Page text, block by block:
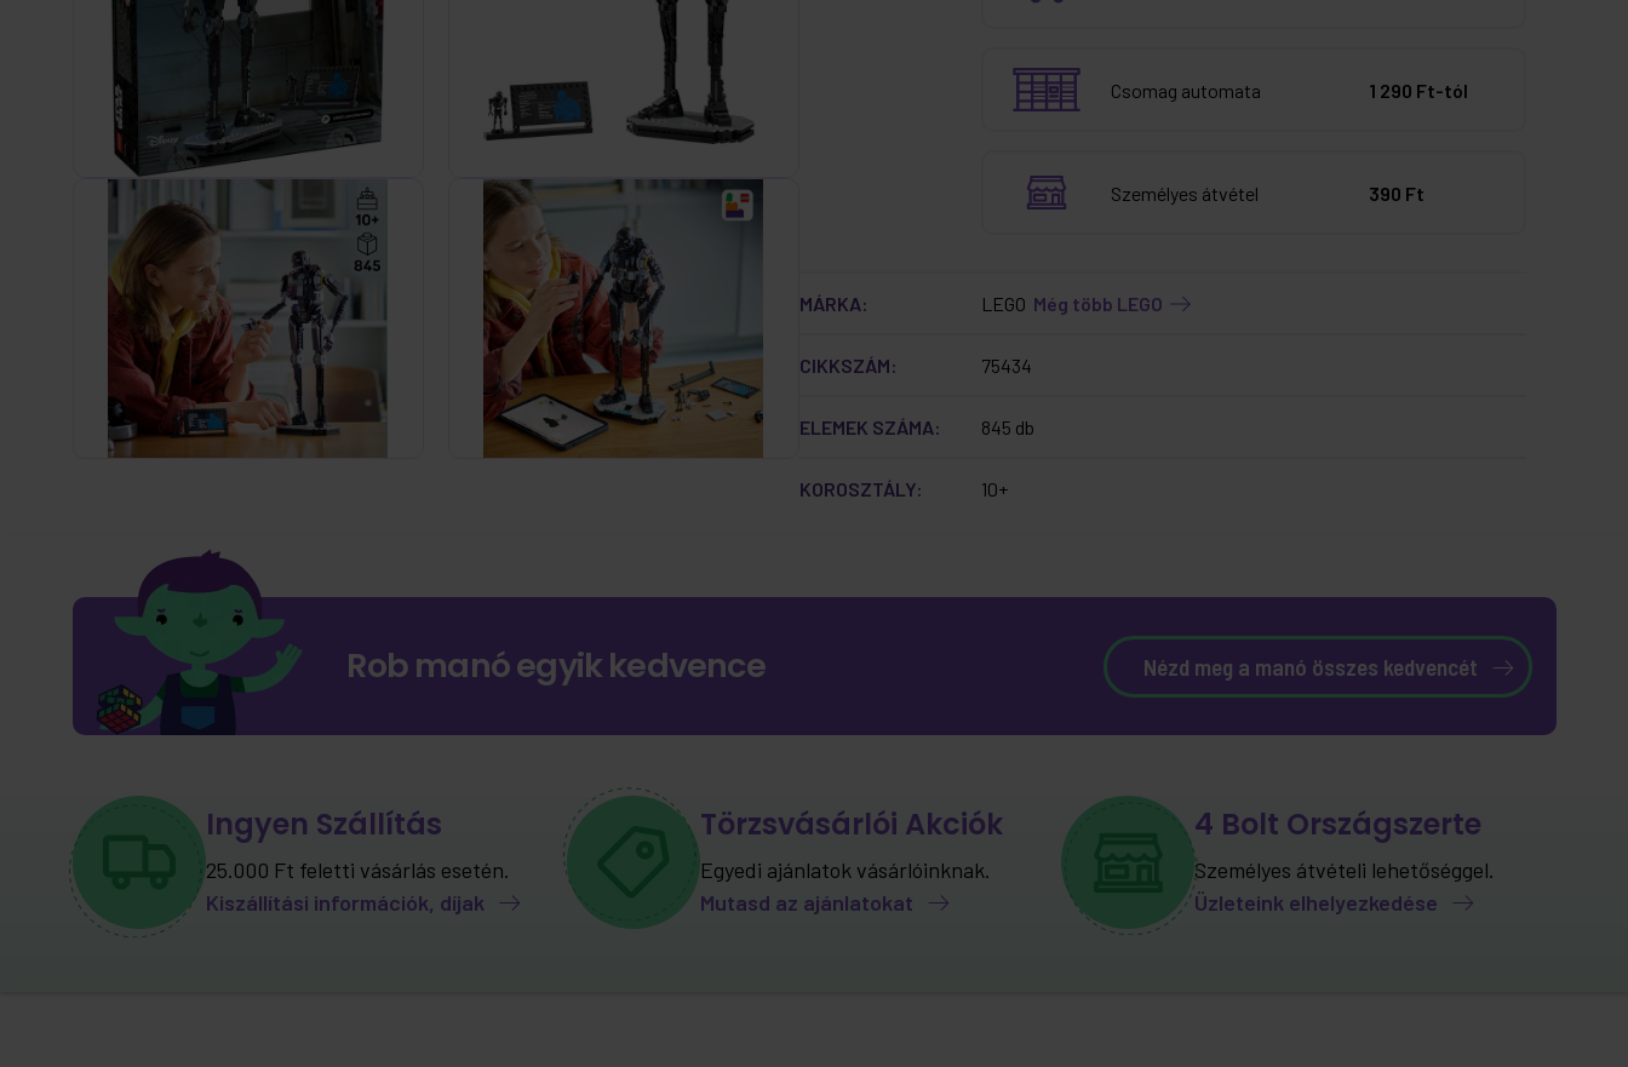
Csomag automata 1 290 Ft-tól
Személyes átvétel 390 Ft
MÁRKA: LEGO Még több LEGO
CIKKSZÁM: 75434
ELEMEK SZÁMA: 845 db
KOROSZTÁLY: 10+
Rob manó egyik kedvence Nézd meg a manó összes kedvencét
Ingyen Szállítás
25.000 Ft feletti vásárlás esetén.
Kiszállítási információk, díjak
Törzsvásárlói Akciók
Egyedi ajánlatok vásárlóinknak.
Mutasd az ajánlatokat
4 Bolt Országszerte
Személyes átvételi lehetőséggel.
Üzleteink elhelyezkedése